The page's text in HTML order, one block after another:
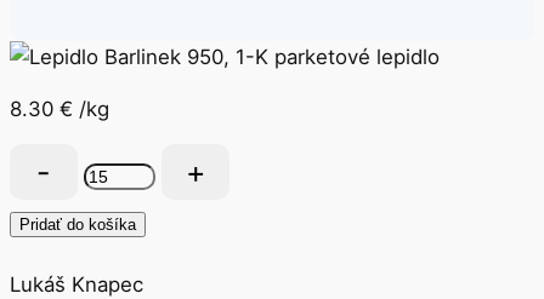
8.30 € /kg
množstvo
Lepidlo
Barlinek
950,
Pridať do košíka
Lukáš Knapec